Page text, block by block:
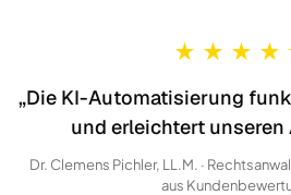
★ ★ ★ ★
„Die KI-Automatisierung
und erleichtert unseren
Dr. Clemens Pichler, LL.M. ·
aus